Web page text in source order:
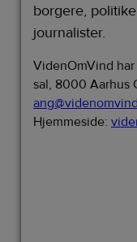
borgere,
journalister.
VidenOmVind
sal, 8000 Aarhus
Hjemmeside: